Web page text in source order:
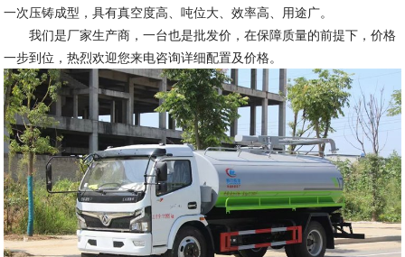
一次压铸成型，具有真空度高、吨位大、效率高、用途广。
我们是厂家生产商，一台也是批发价，在保障质量的前提下，价格
一步到位，热烈欢迎您来电咨询详细配置及价格。